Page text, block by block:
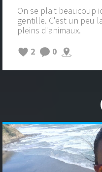
On se plait beaucoup
gentille. C'est un peu
pleins d'animaux.
2
0